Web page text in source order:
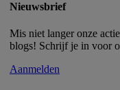
Nieuwsbrief
Mis niet langer onze
blogs! Schrijf je in voor
Aanmelden